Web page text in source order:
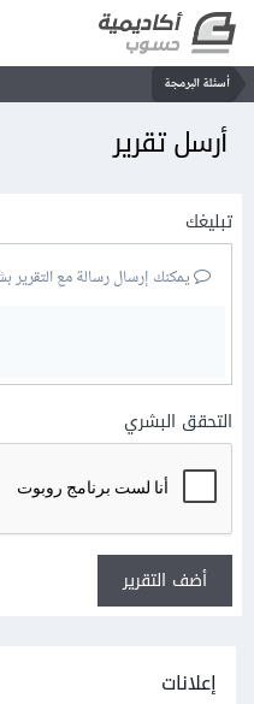
أسئلة البرمجة
أرسل تقرير
تبليغك
يمكنك إرسال رسالة مع التقرير
التحقق البشري
أضف التقرير
إعلانات